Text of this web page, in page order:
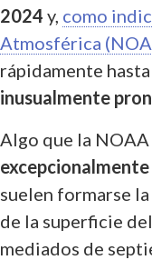
2024 y, como
Atmosférica
rápidamente
inusualmente
Algo que la
suelen formarse
de la superficie
mediados de